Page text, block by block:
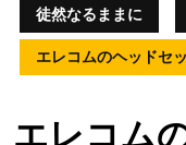
徒然なるままに
エレコムのヘッドセ
エレコム